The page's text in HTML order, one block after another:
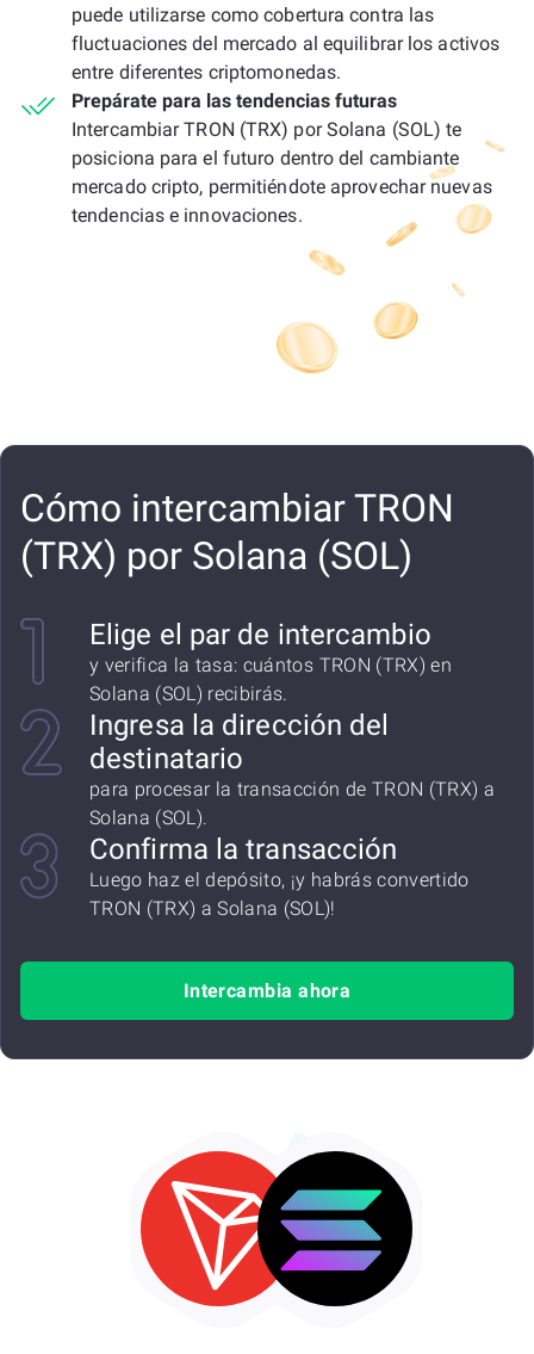
puede utilizarse como cobertura contra las
fluctuaciones del mercado al equilibrar los activos
entre diferentes criptomonedas.
Prepárate para las tendencias futuras
Intercambiar TRON (TRX) por Solana (SOL) te
posiciona para el futuro dentro del cambiante
mercado cripto, permitiéndote aprovechar nuevas
tendencias e innovaciones.
Cómo intercambiar TRON
(TRX) por Solana (SOL)
Elige el par de intercambio
y verifica la tasa: cuántos TRON (TRX) en
Solana (SOL) recibirás.
Ingresa la dirección del
destinatario
para procesar la transacción de TRON (TRX) a
Solana (SOL).
Confirma la transacción
Luego haz el depósito, ¡y habrás convertido
TRON (TRX) a Solana (SOL)!
Intercambia ahora